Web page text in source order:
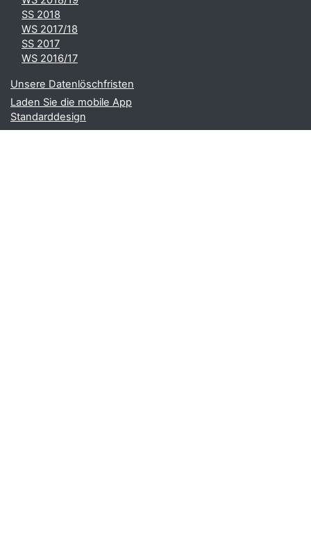
SS 2018
WS 2017/18
SS 2017
WS 2016/17
Unsere Datenlöschfristen
Laden Sie die mobile App
Standarddesign